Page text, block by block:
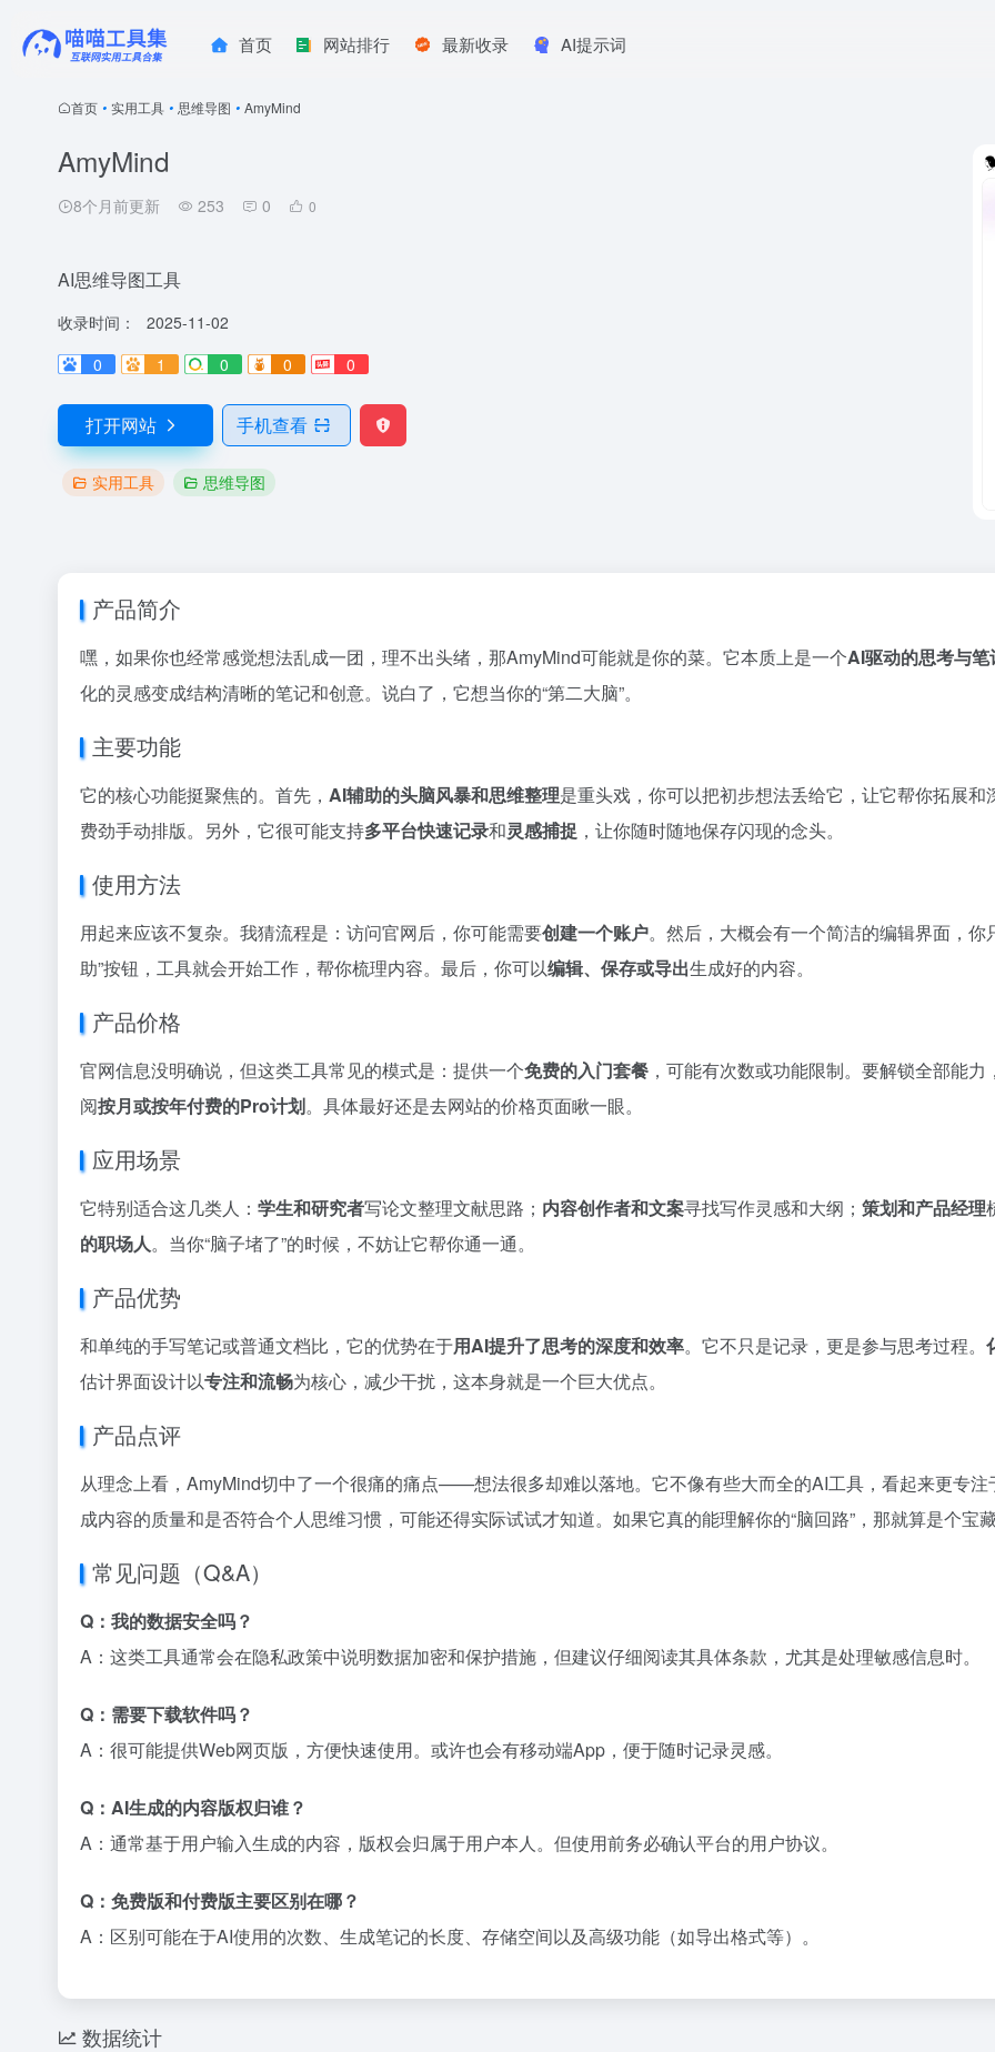
首页 网站排行 最新收录 AI提示词
首页 • 实用工具 • 思维导图 • AmyMind
AmyMind
8个月前更新 253 0 0
AI思维导图工具
收录时间：
2025-11-02
0
1 0 0 0
打开网站 手机查看
实用工具 思维导图
产品简介
嘿，如果你也经常感觉想法乱成一团，理不出头绪，那AmyMind可能就是你的菜。它本质上是一个AI驱动的思考与笔
化的灵感变成结构清晰的笔记和创意。说白了，它想当你的“第二大脑”。
主要功能
它的核心功能挺聚焦的。首先， AI辅助的头脑风暴和思维整理是重头戏，你可以把初步想法丢给它，让它帮你拓展和
费劲手动排版。另外，它很可能支持多平台快速记录和灵感捕捉 ，让你随时随地保存闪现的念头。
使用方法
用起来应该不复杂。我猜流程是：访问官网后，你可能需要创建一个账户。然后，大概会有一个简洁的编辑界面，你
助”按钮，工具就会开始工作，帮你梳理内容。最后，你可以编辑、保存或导出生成好的内容。
产品价格
官网信息没明确说，但这类工具常见的模式是：提供一个免费的入门套餐 ，可能有次数或功能限制。要解锁全部能
阅按月或按年付费的Pro计划。具体最好还是去网站的价格页面瞅一眼。
应用场景
它特别适合这几类人： 学生和研究者写论文整理文献思路； 内容创作者和文案寻找写作灵感和大纲； 策划和产品经理
的职场人。当你“脑子堵了”的时候，不妨让它帮你通一通。
产品优势
和单纯的手写笔记或普通文档比，它的优势在于用AI提升了思考的深度和效率。它不只是记录，更是参与思考过程。
估计界面设计以专注和流畅为核心，减少干扰，这本身就是一个巨大优点。
产品点评
从理念上看，AmyMind切中了一个很痛的痛点——想法很多却难以落地。它不像有些大而全的AI工具，看起来更专注
成内容的质量和是否符合个人思维习惯，可能还得实际试试才知道。如果它真的能理解你的“脑回路”，那就算是个宝藏
常见问题（Q&A）
Q：我的数据安全吗？
A：这类工具通常会在隐私政策中说明数据加密和保护措施，但建议仔细阅读其具体条款，尤其是处理敏感信息时。
Q：需要下载软件吗？
A：很可能提供Web网页版，方便快速使用。或许也会有移动端App，便于随时记录灵感。
Q：AI生成的内容版权归谁？
A：通常基于用户输入生成的内容，版权会归属于用户本人。但使用前务必确认平台的用户协议。
Q：免费版和付费版主要区别在哪？
A：区别可能在于AI使用的次数、生成笔记的长度、存储空间以及高级功能（如导出格式等）。
数据统计